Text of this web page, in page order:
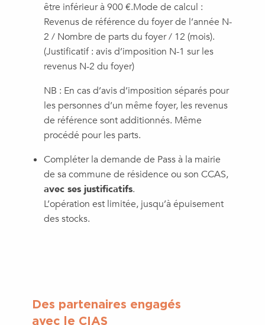
être inférieur à 900 €.Mode de calcul :
Revenus de référence du foyer de l’année N-
2 / Nombre de parts du foyer / 12 (mois).
(Justificatif : avis d’imposition N-1 sur les
revenus N-2 du foyer)
NB : En cas d’avis d’imposition séparés pour
les personnes d’un même foyer, les revenus
de référence sont additionnés. Même
procédé pour les parts.
Compléter la demande de Pass à la mairie
de sa commune de résidence ou son CCAS,
avec ses justificatifs.
L’opération est limitée, jusqu’à épuisement
des stocks.
Des partenaires engagés
avec le CIAS